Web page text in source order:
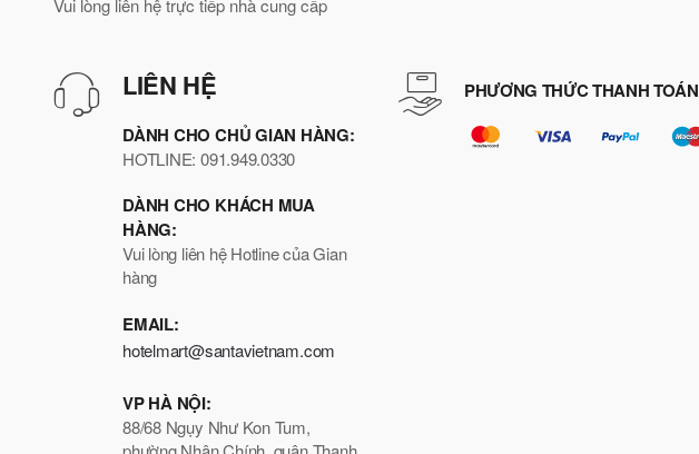
Vui lòng liên hệ trực tiếp nhà cung cấp
LIÊN HỆ
DÀNH CHO CHỦ GIAN HÀNG:
HOTLINE: 091.949.0330
DÀNH CHO KHÁCH MUA
HÀNG:
Vui lòng liên hệ Hotline của Gian
hàng
EMAIL:
hotelmart@santavietnam.com
VP HÀ NỘI:
88/68 Ngụy Như Kon Tum,
PHƯƠNG THỨC THANH TOÁN